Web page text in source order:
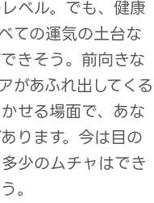
ベル。でも、健康
ての運気の土台な
きそう。前向きな
があふれ出してくる
せる場面で、あな
ります。今は目の
少のムチャはでき
。